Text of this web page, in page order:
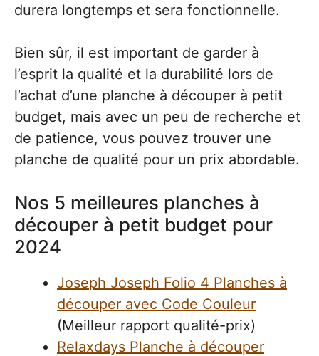
durera longtemps et sera fonctionnelle.
Bien sûr, il est important de garder à
l’esprit la qualité et la durabilité lors de
l’achat d’une planche à découper à petit
budget, mais avec un peu de recherche et
de patience, vous pouvez trouver une
planche de qualité pour un prix abordable.
Nos 5 meilleures planches à
découper à petit budget pour
2024
Joseph Joseph Folio 4 Planches à
découper avec Code Couleur
(Meilleur rapport qualité-prix)
Relaxdays Planche à découper